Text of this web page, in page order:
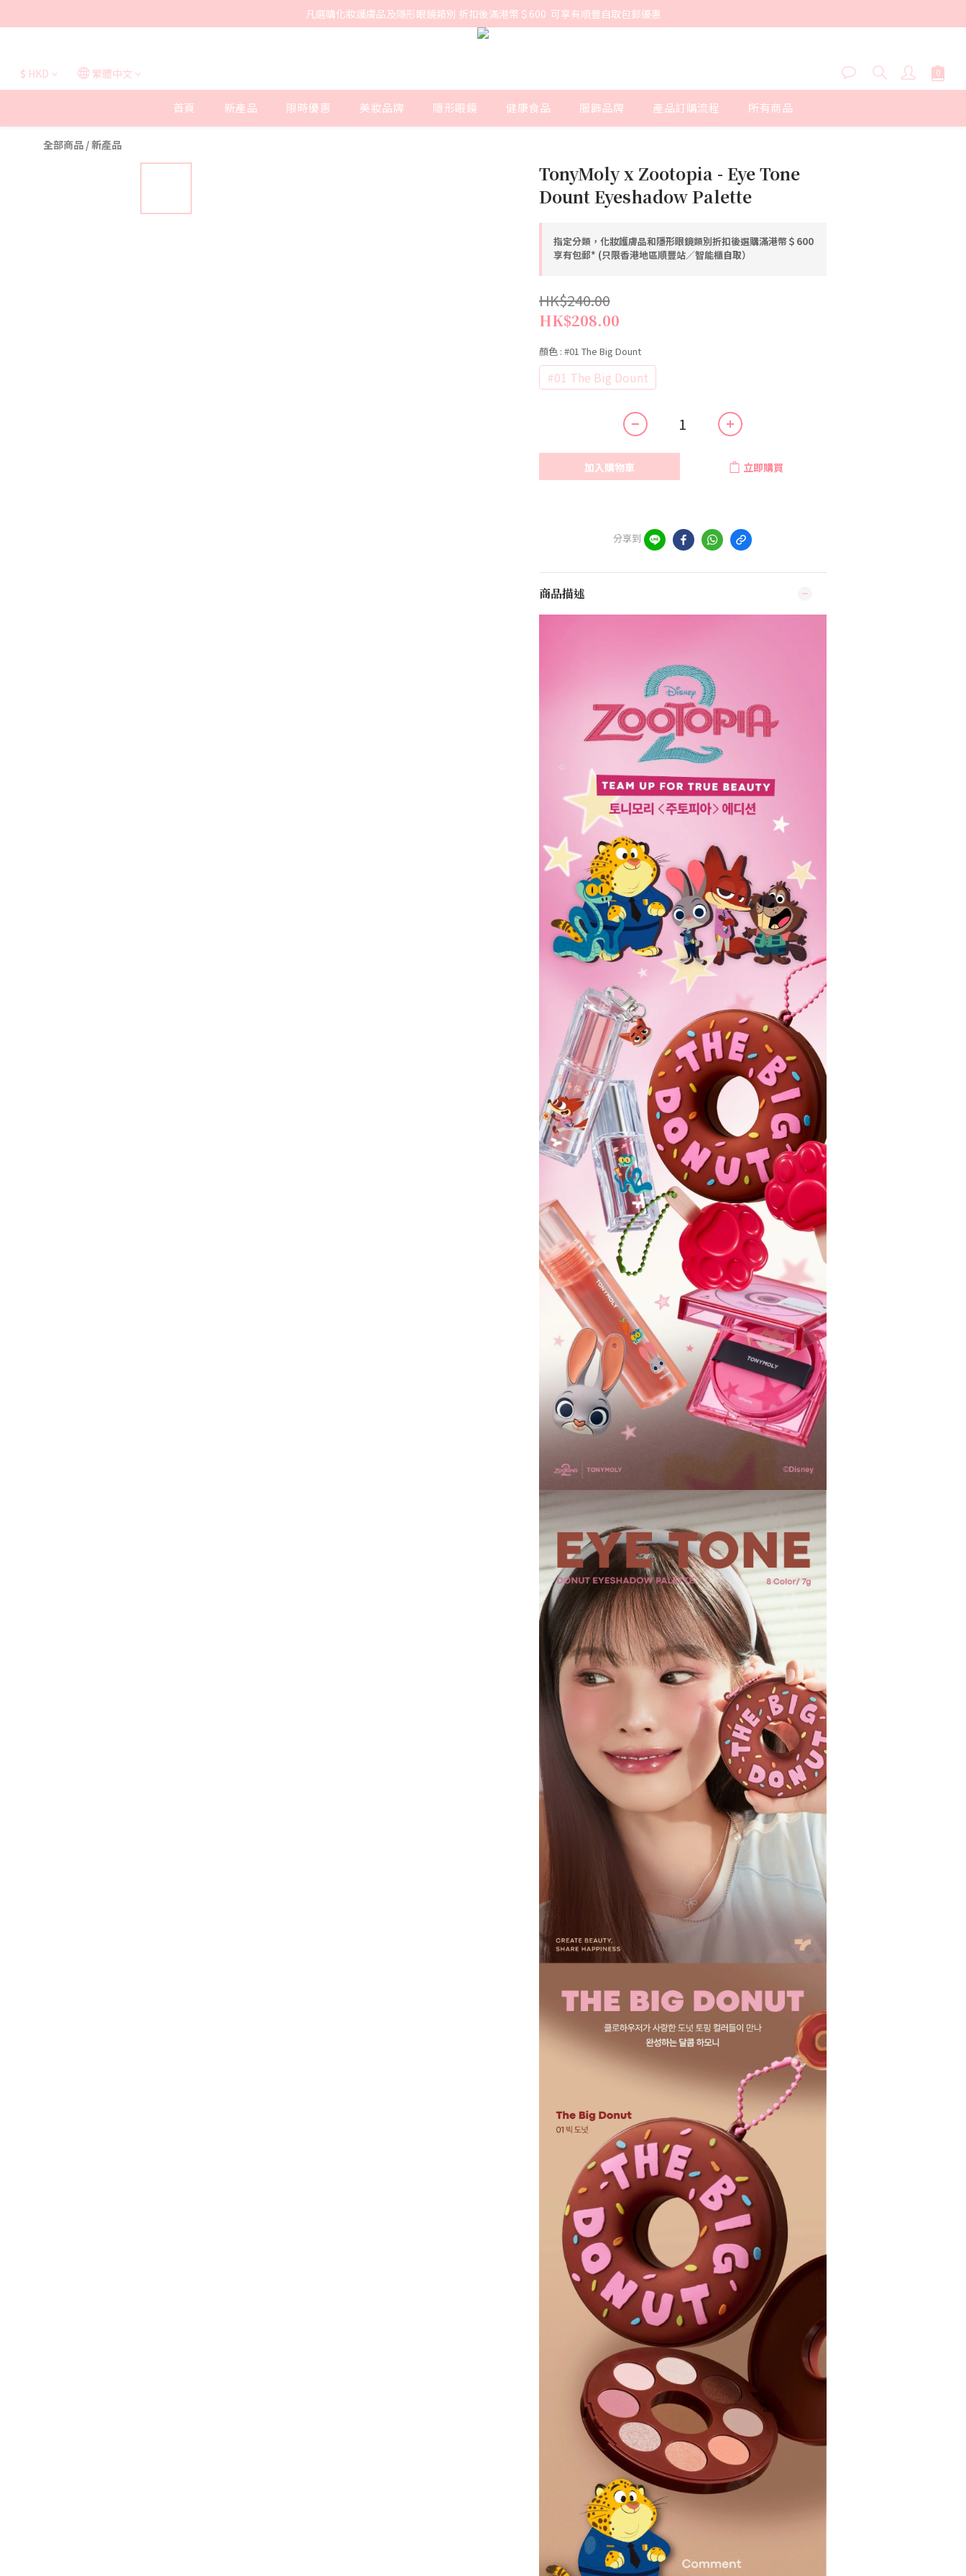
凡選購化妝護膚品及隱形眼鏡類別 折扣後滿港幣＄600  可享有順豐自取包郵優惠
$ HKD 繁體中文
首頁 新產品 限時優惠 美妝品牌 隱形眼鏡 健康食品 服飾品牌 產品訂購流程 所有商品
全部商品 /新產品
TonyMoly x Zootopia - Eye Tone
Dount Eyeshadow Palette
指定分類，化妝護膚品和隱形眼鏡類別折扣後選購滿港幣＄600
享有包郵* (只限香港地區順豐站／智能櫃自取）
HK$240.00
HK$208.00
顏色 : #01 The Big Dount
#01 The Big Dount
加入購物車 立即購買
分享到
商品描述